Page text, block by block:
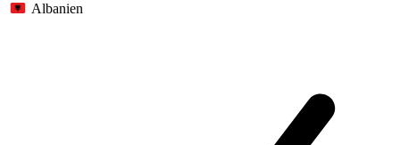
Albanien